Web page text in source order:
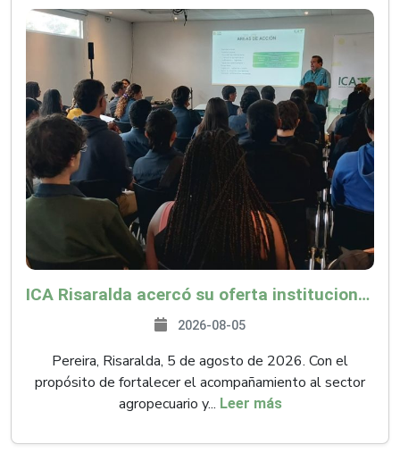
ICA Risaralda acercó su oferta institucional a productores y emprendedores en Expocamello
2026-08-05
Pereira, Risaralda, 5 de agosto de 2026. Con el
propósito de fortalecer el acompañamiento al sector
agropecuario y... Leer más